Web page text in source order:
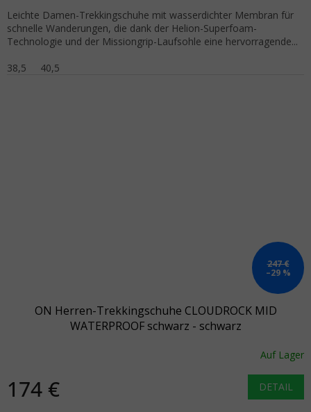
Leichte Damen-Trekkingschuhe mit wasserdichter Membran für
schnelle Wanderungen, die dank der Helion-Superfoam-
Technologie und der Missiongrip-Laufsohle eine hervorragende...
38,5
40,5
247 €
–29 %
ON Herren-Trekkingschuhe CLOUDROCK MID
WATERPROOF schwarz - schwarz
Auf Lager
174 € DETAIL